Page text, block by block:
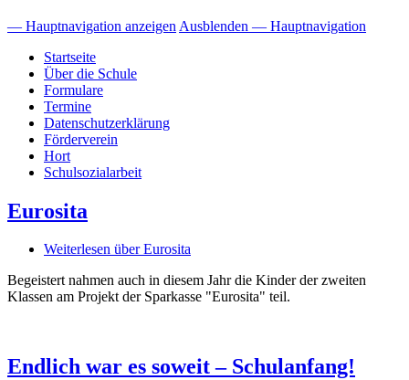
— Hauptnavigation anzeigen Ausblenden — Hauptnavigation
Startseite
Über die Schule
Formulare
Termine
Datenschutzerklärung
Förderverein
Hort
Schulsozialarbeit
Eurosita
Weiterlesen über Eurosita
Begeistert nahmen auch in diesem Jahr die Kinder der zweiten
Klassen am Projekt der Sparkasse "Eurosita" teil.
Endlich war es soweit – Schulanfang!